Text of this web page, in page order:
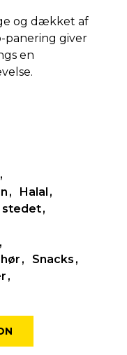
og dækket af
panering giver
en
Halal
stedet
Snacks